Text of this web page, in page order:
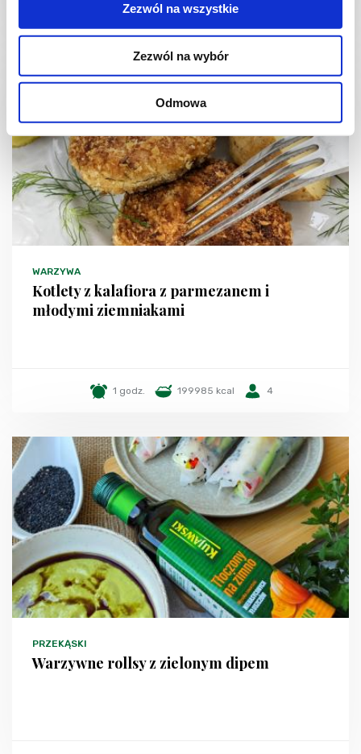
Zezwól na wszystkie
Zezwól na wybór
Odmowa
2569 kcal
WARZYWA
Kotlety z kalafiora z parmezanem i
młodymi ziemniakami
1 godz. 199985 kcal 4
PRZEKĄSKI
Warzywne rollsy z zielonym dipem